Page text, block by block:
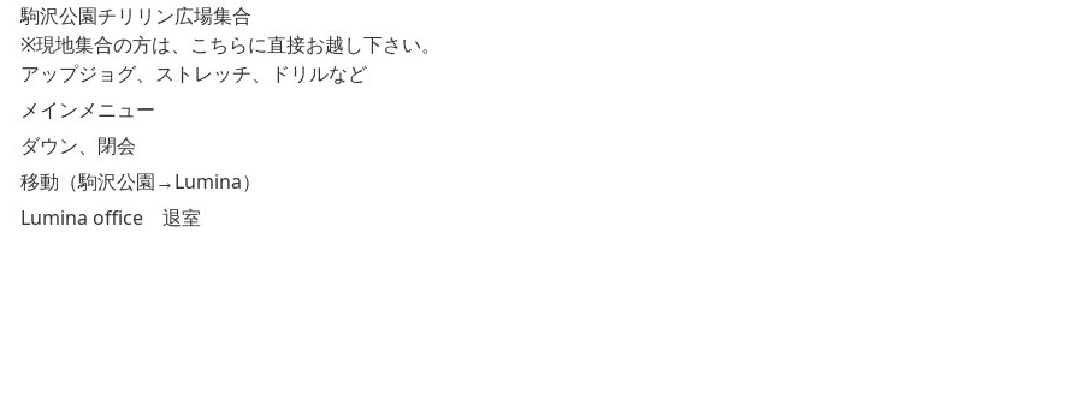
駒沢公園チリリン広場集合
※現地集合の方は、こちらに直接お越し下さい。
アップジョグ、ストレッチ、ドリルなど
メインメニュー
ダウン、閉会
移動（駒沢公園→Lumina）
Lumina office 退室